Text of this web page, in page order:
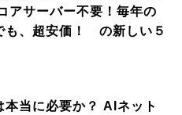
アサーバー不要！毎年の
も、超安価！ の新しい５
当に必要か？ AIネット